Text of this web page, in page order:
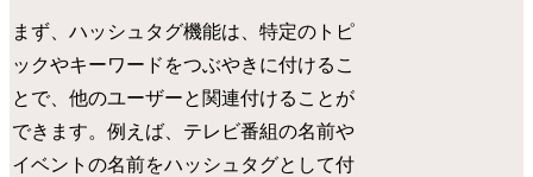
まず、ハッシュタグ機能は、特定のトピ
ックやキーワードをつぶやきに付けるこ
とで、他のユーザーと関連付けることが
できます。例えば、テレビ番組の名前や
イベントの名前をハッシュタグとして付